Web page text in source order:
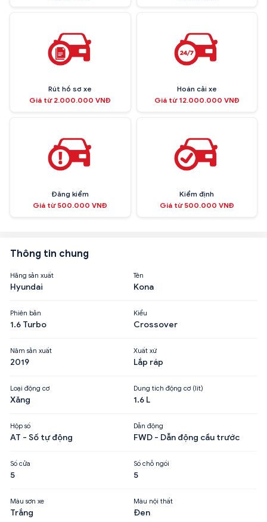
Rút hồ sơ xe
Giá từ 2.000.000 VNĐ
Hoán cải xe
Giá từ 12.000.000 VNĐ
Đăng kiểm
Giá từ 500.000 VNĐ
Kiểm định
Giá từ 500.000 VNĐ
Thông tin chung
Hãng sản xuất
Hyundai
Tên
Kona
Phiên bản
1.6 Turbo
Kiểu
Crossover
Năm sản xuất
2019
Xuất xứ
Lắp ráp
Loại động cơ
Xăng
Dung tích động cơ (lít)
1.6 L
Hộp số
AT - Số tự động
Dẫn động
FWD - Dẫn động cầu trước
Số cửa
5
Số chỗ ngồi
5
Màu sơn xe
Trắng
Màu nội thất
Đen